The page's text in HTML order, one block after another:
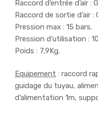
Raccord d’entrée d’air :
Raccord de sortie d’air :
Pression max : 15 bars.
Pression d’utilisation :
Poids : 7,9Kg.
Equipement : raccord
guidage du tuyau,
d’alimentation 1m,